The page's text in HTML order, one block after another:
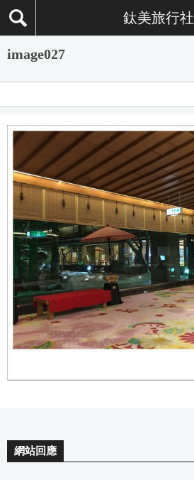
鈦美旅行社
image027
網站回應